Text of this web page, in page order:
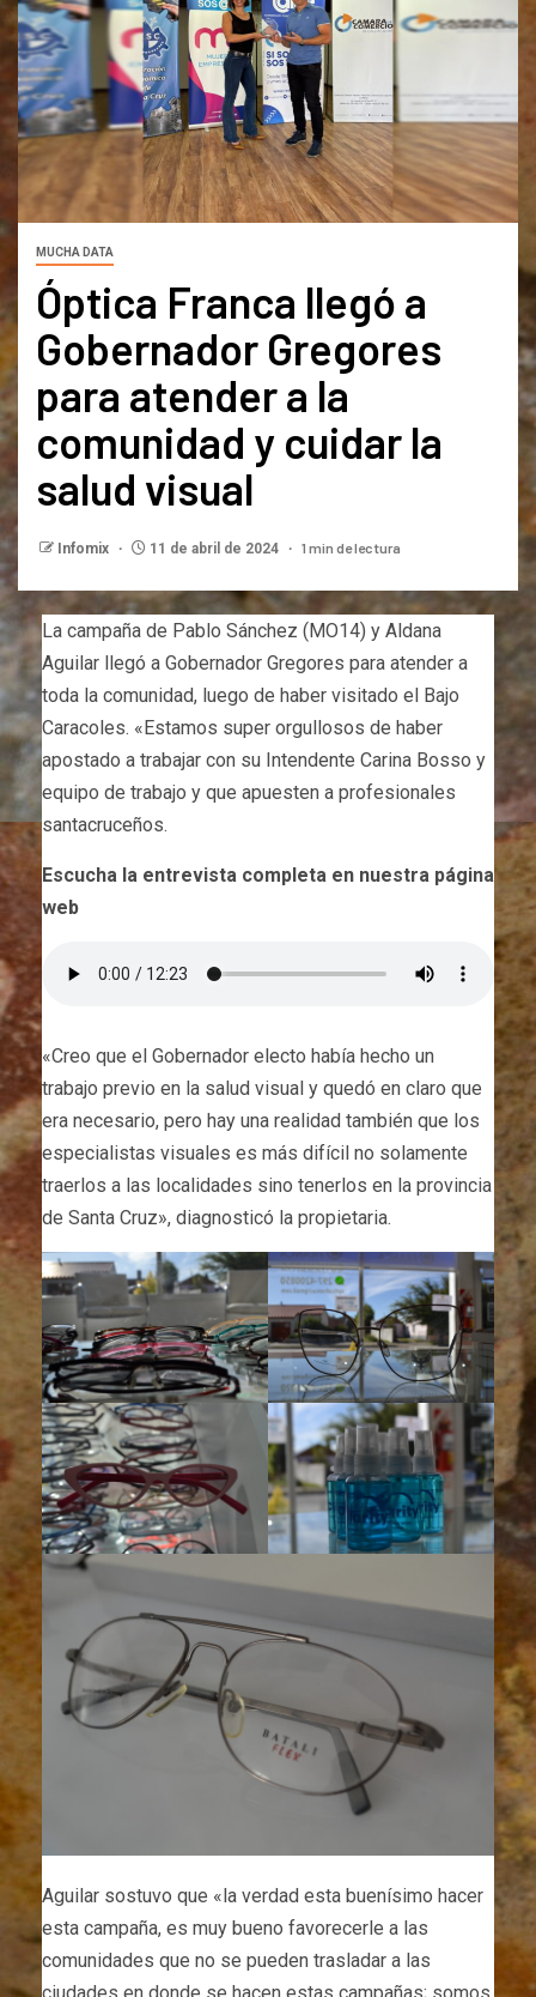
MUCHA DATA
Óptica Franca llegó a
Gobernador Gregores
para atender a la
comunidad y cuidar la
salud visual
Infomix 11 de abril de 2024 1 min de lectura
La campaña de Pablo Sánchez (MO14) y Aldana
Aguilar llegó a Gobernador Gregores para atender a
toda la comunidad, luego de haber visitado el Bajo
Caracoles. «Estamos super orgullosos de haber
apostado a trabajar con su Intendente Carina Bosso y
equipo de trabajo y que apuesten a profesionales
santacruceños.
Escucha la entrevista completa en nuestra página
web
«Creo que el Gobernador electo había hecho un
trabajo previo en la salud visual y quedó en claro que
era necesario, pero hay una realidad también que los
especialistas visuales es más difícil no solamente
traerlos a las localidades sino tenerlos en la provincia
de Santa Cruz», diagnosticó la propietaria.
Aguilar sostuvo que «la verdad esta buenísimo hacer
esta campaña, es muy bueno favorecerle a las
comunidades que no se pueden trasladar a las